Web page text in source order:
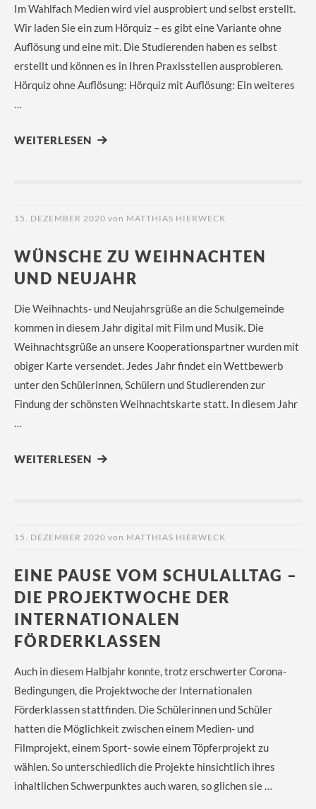
Im Wahlfach Medien wird viel ausprobiert und selbst erstellt.
Wir laden Sie ein zum Hörquiz – es gibt eine Variante ohne
Auflösung und eine mit. Die Studierenden haben es selbst
erstellt und können es in Ihren Praxisstellen ausprobieren.
Hörquiz ohne Auflösung: Hörquiz mit Auflösung: Ein weiteres
…
WEITERLESEN
15. DEZEMBER 2020 von MATTHIAS HIERWECK
WÜNSCHE ZU WEIHNACHTEN
UND NEUJAHR
Die Weihnachts- und Neujahrsgrüße an die Schulgemeinde
kommen in diesem Jahr digital mit Film und Musik. Die
Weihnachtsgrüße an unsere Kooperationspartner wurden mit
obiger Karte versendet. Jedes Jahr findet ein Wettbewerb
unter den Schülerinnen, Schülern und Studierenden zur
Findung der schönsten Weihnachtskarte statt. In diesem Jahr
…
WEITERLESEN
15. DEZEMBER 2020 von MATTHIAS HIERWECK
EINE PAUSE VOM SCHULALLTAG –
DIE PROJEKTWOCHE DER
INTERNATIONALEN
FÖRDERKLASSEN
Auch in diesem Halbjahr konnte, trotz erschwerter Corona-
Bedingungen, die Projektwoche der Internationalen
Förderklassen stattfinden. Die Schülerinnen und Schüler
hatten die Möglichkeit zwischen einem Medien- und
Filmprojekt, einem Sport- sowie einem Töpferprojekt zu
wählen. So unterschiedlich die Projekte hinsichtlich ihres
inhaltlichen Schwerpunktes auch waren, so glichen sie …